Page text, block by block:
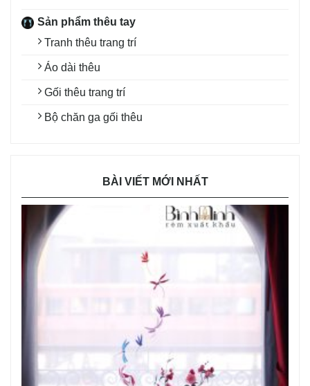
Sản phẩm thêu tay
Tranh thêu trang trí
Áo dài thêu
Gối thêu trang trí
Bộ chăn ga gối thêu
BÀI VIẾT MỚI NHẤT